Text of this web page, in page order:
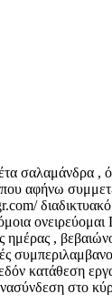
σαλαμάνδρα
αφήνω
ημέρας ,
κατάθεση
στο